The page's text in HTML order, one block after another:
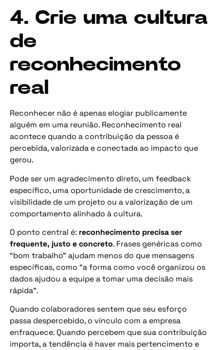
4. Crie uma cultura
de
reconhecimento
real
Reconhecer não é apenas elogiar publicamente
alguém em uma reunião. Reconhecimento real
acontece quando a contribuição da pessoa é
percebida, valorizada e conectada ao impacto que
gerou.
Pode ser um agradecimento direto, um feedback
específico, uma oportunidade de crescimento, a
visibilidade de um projeto ou a valorização de um
comportamento alinhado à cultura.
O ponto central é: reconhecimento precisa ser
frequente, justo e concreto. Frases genéricas como
“bom trabalho” ajudam menos do que mensagens
específicas, como “a forma como você organizou os
dados ajudou a equipe a tomar uma decisão mais
rápida”.
Quando colaboradores sentem que seu esforço
passa despercebido, o vínculo com a empresa
enfraquece. Quando percebem que sua contribuição
importa, a tendência é haver mais pertencimento e